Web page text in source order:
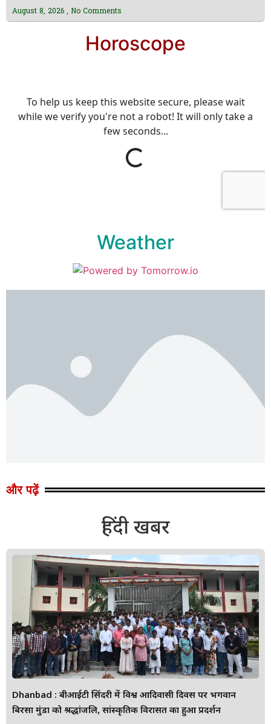
August 8, 2026 No Comments
Horoscope
Weather
और पढ़ें
हिंदी खबर
Dhanbad : बीआईटी सिंदरी में विश्व आदिवासी दिवस पर भगवान
बिरसा मुंडा को श्रद्धांजलि, सांस्कृतिक विरासत का हुआ प्रदर्शन